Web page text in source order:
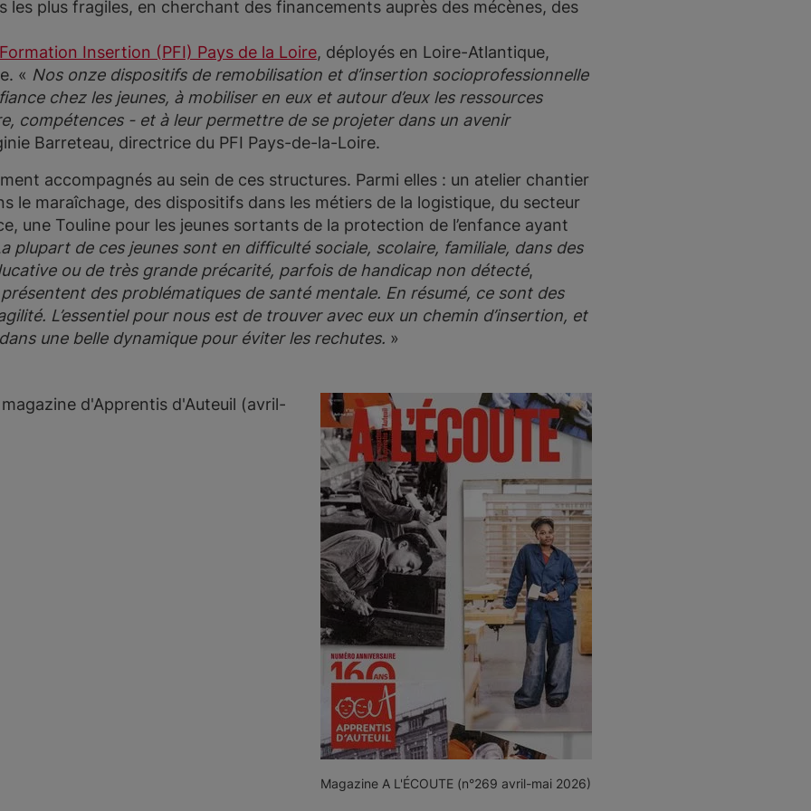
les plus fragiles, en cherchant des financements auprès des mécènes, des
Insertion (PFI) Pays de la Loire, déployés en Loire-Atlantique,
« Nos onze dispositifs de remobilisation et d’insertion socioprofessionnelle
chez les jeunes, à mobiliser en eux et autour d’eux les ressources
compétences - et à leur permettre de se projeter dans un avenir
Barreteau, directrice du PFI Pays-de-la-Loire.
accompagnés au sein de ces structures. Parmi elles : un atelier chantier
le maraîchage, des dispositifs dans les métiers de la logistique, du secteur
une Touline pour les jeunes sortants de la protection de l’enfance ayant
plupart de ces jeunes sont en difficulté sociale, scolaire, familiale, dans des
ou de très grande précarité, parfois de handicap non détecté,
des problématiques de santé mentale. En résumé, ce sont des
L’essentiel pour nous est de trouver avec eux un chemin d’insertion, et
une belle dynamique pour éviter les rechutes. »
Magazine A L'ÉCOUTE (n°269 avril-mai 2026)
d'Apprentis d'Auteuil (avril-